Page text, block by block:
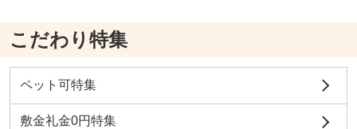
こだわり特集
ペット可特集
敷金礼金0円特集